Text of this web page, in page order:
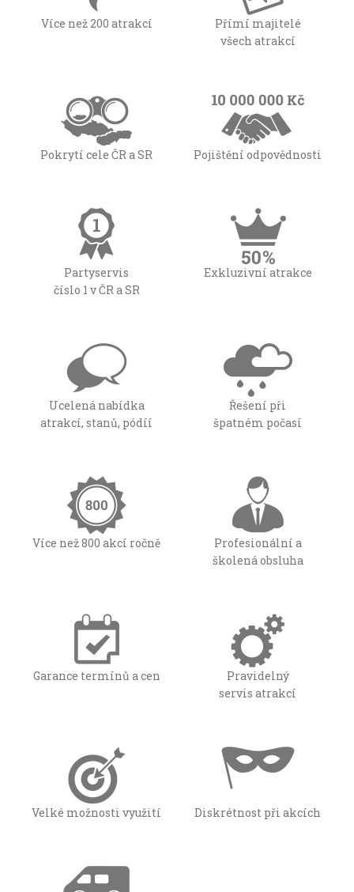
Více než 200 atrakcí
Přímí majitelé
všech atrakcí
Pokrytí cele ČR a SR Pojištění odpovědnosti
Partyservis
číslo 1 v ČR a SR
Exkluzivní atrakce
Ucelená nabídka
atrakcí, stanů, pódíí
Řešení při
špatném počasí
Více než 800 akcí ročně
Profesionální a
školená obsluha
Garance termínů a cen
Pravidelný
servis atrakcí
Velké možnosti využití Diskrétnost při akcích